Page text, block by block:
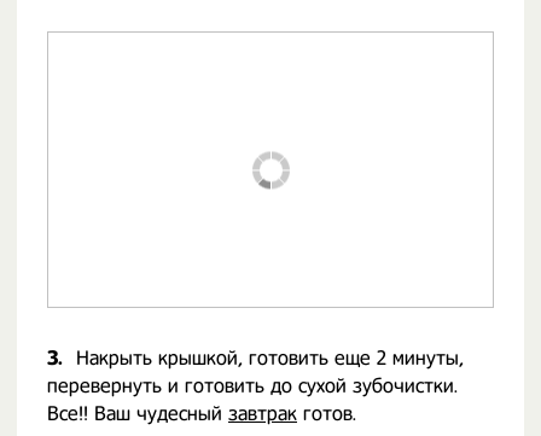
3.
Накрыть крышкой, готовить еще 2 минуты,
перевернуть и готовить до сухой зубочистки.
Все!! Ваш чудесный завтрак готов.